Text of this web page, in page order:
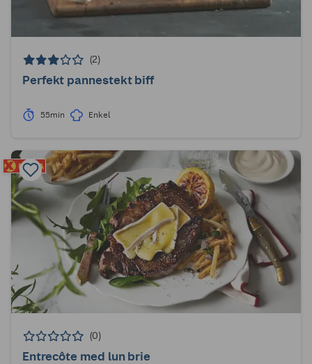
(2)
Perfekt pannestekt biff
55min Enkel
(0)
Entrecôte med lun brie